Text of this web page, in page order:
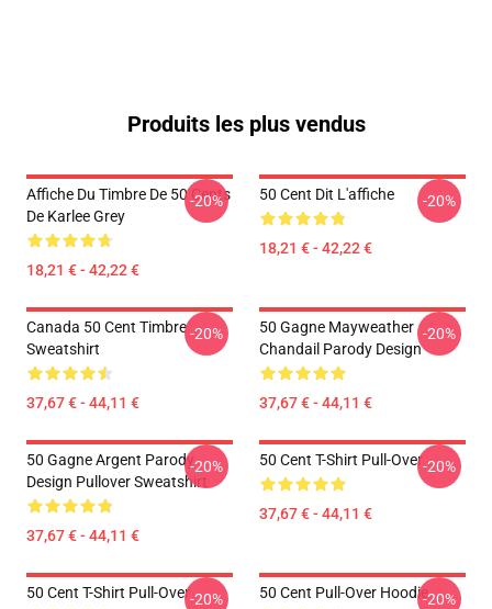
Produits les plus vendus
Affiche Du Timbre De 50 Cents
De Karlee Grey
18,21 € - 42,22 €
-20% 50 Cent Dit L'affiche
18,21 € - 42,22 €
-20%
Canada 50 Cent Timbre
Sweatshirt
37,67 € - 44,11 €
-20%
50 Gagne Mayweather
Chandail Parody Design
37,67 € - 44,11 €
-20%
50 Gagne Argent Parody
Design Pullover Sweatshirt
37,67 € - 44,11 €
-20% 50 Cent T-Shirt Pull-Over
37,67 € - 44,11 €
-20%
50 Cent T-Shirt Pull-Over-20% 50 Cent Pull-Over Hoodie-20%